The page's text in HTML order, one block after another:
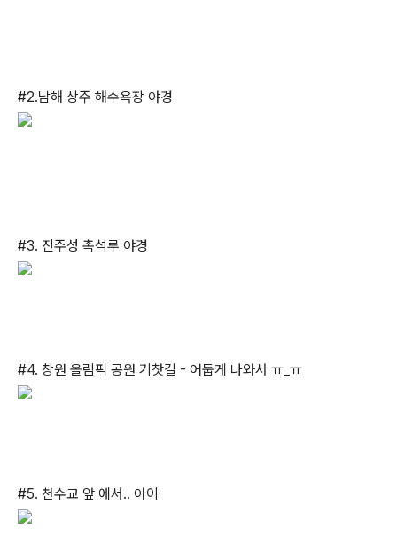
#2.남해 상주 해수욕장 야경
#3. 진주성 촉석루 야경
#4. 창원 올림픽 공원 기찻길 - 어둡게 나와서 ㅠ_ㅠ
#5. 천수교 앞 에서.. 아이